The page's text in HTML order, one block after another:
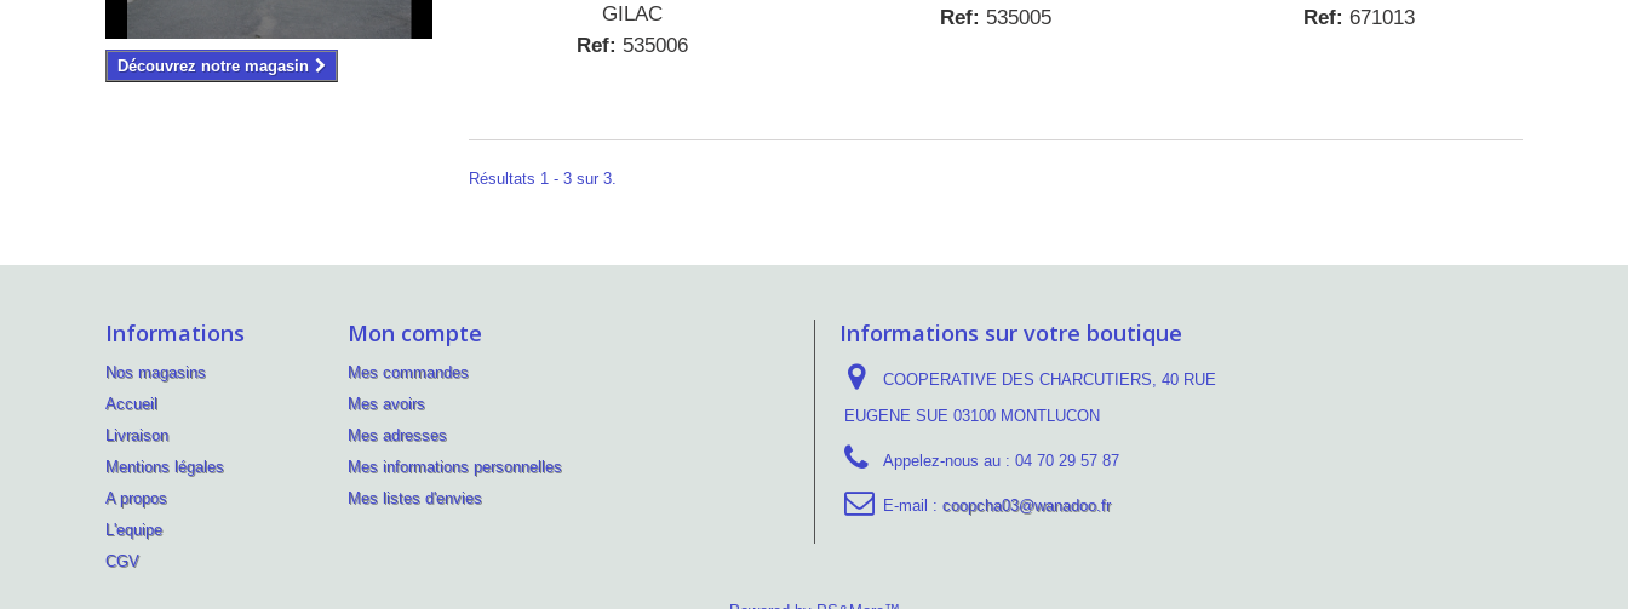
Découvrez notre magasin
GILAC
Ref: 535006
Ref: 535005
Ref: 671013
Résultats 1 - 3 sur 3.
Informations
Nos magasins
Accueil
Livraison
Mentions légales
A propos
L'equipe
CGV
Mon compte
Mes commandes
Mes avoirs
Mes adresses
Mes informations personnelles
Mes listes d'envies
Informations sur votre boutique
COOPERATIVE DES CHARCUTIERS, 40 RUE
EUGENE SUE 03100 MONTLUCON
Appelez-nous au : 04 70 29 57 87
E-mail : coopcha03@wanadoo.fr